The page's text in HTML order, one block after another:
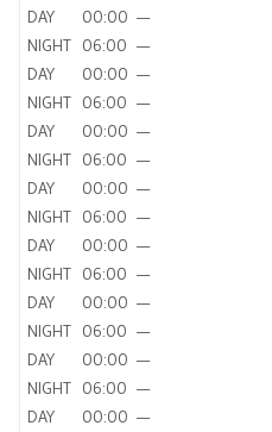
DAY
00:00 —
NIGHT 06:00 —
DAY
00:00 —
NIGHT 06:00 —
DAY
00:00 —
NIGHT 06:00 —
DAY
00:00 —
NIGHT 06:00 —
DAY
00:00 —
NIGHT 06:00 —
DAY
00:00 —
NIGHT 06:00 —
DAY
00:00 —
NIGHT 06:00 —
DAY
00:00 —